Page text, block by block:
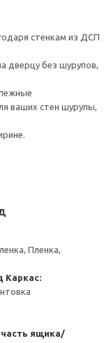
стенкам из ДСП
дверцу без шурупов,
ваших стен шурупы,
Пленка,
Каркас:
ящика/